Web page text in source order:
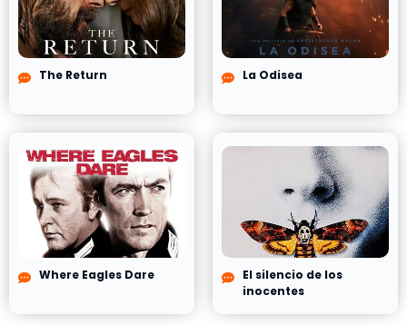
The Return La Odisea
Where Eagles Dare
El silencio de los
inocentes